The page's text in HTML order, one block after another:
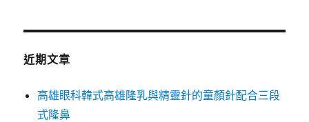
鍵
近期文章
高雄眼科韓式高雄隆乳與精靈針的童顏針配合三段
式隆鼻